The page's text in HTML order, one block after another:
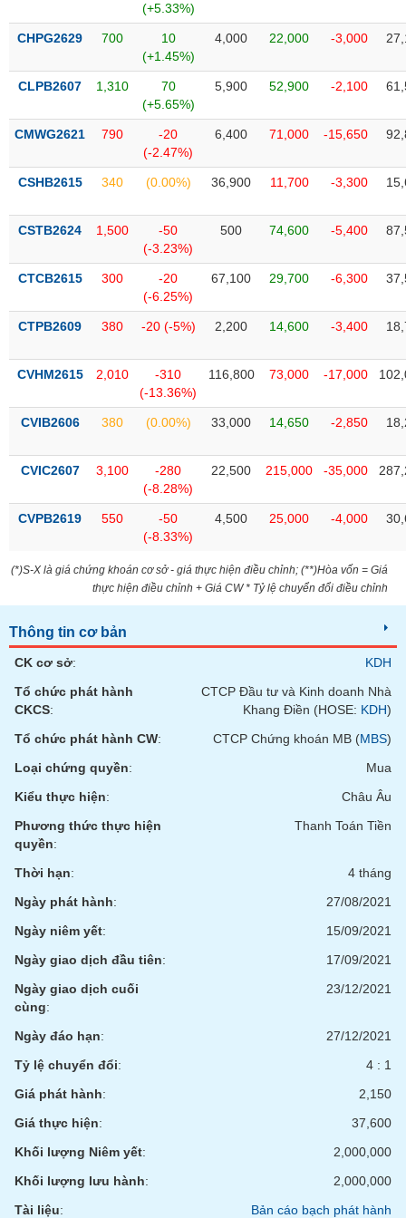
Trạng
cổ
phiếu
Quy
mô
trường
yết
yết
Niêm
bổ
sung
Hủy
niêm
Theo
đặc
Không
Danh
mục
ETF
phiếu
tiết
quan
dịch
Tài
chính
Phân
kỹ
thuật
Hồ
sơ
nghiệp
Tin
tức
kiện
(+5.33%)
CHPG2629 700
10
(+1.45%)
4,000 22,000 -3,000
CLPB2607 1,310
70
(+5.65%)
5,900 52,900 -2,100
CMWG2621 790
-20
(-2.47%)
6,400 71,000 -15,650
CSHB2615 340 (0.00%) 36,900 11,700 -3,300
CSTB2624 1,500
-50
(-3.23%)
500 74,600 -5,400
CTCB2615 300
-20
(-6.25%)
67,100 29,700 -6,300
CTPB2609 380 -20 (-5%) 2,200 14,600 -3,400
CVHM2615 2,010
-310
(-13.36%)
116,800 73,000 -17,000
CVIB2606 380 (0.00%) 33,000 14,650 -2,850
CVIC2607 3,100
-280
(-8.28%)
22,500 215,000 -35,000
CVPB2619 550
-50
(-8.33%)
4,500 25,000 -4,000
(*)S-X là giá chứng khoán cơ sở - giá thực hiện điều chỉnh; (**)Hòa vốn = Giá
thực hiện điều chỉnh + Giá CW * Tỷ lệ chuyển đổi điều chỉnh
Thông tin cơ bản
CK cơ sở:
KDH
Tổ chức phát hành
CKCS:
CTCP Đầu tư và Kinh doanh Nhà
Khang Điền (HOSE: KDH)
Tổ chức phát hành CW: CTCP Chứng khoán MB (MBS)
Loại chứng quyền:
Mua
Kiểu thực hiện:
Châu Âu
Phương thức thực hiện
quyền:
Thanh Toán Tiền
Thời hạn:
4 tháng
Ngày phát hành:
27/08/2021
Ngày niêm yết:
15/09/2021
Ngày giao dịch đầu tiên:
17/09/2021
Ngày giao dịch cuối
cùng:
23/12/2021
Ngày đáo hạn:
27/12/2021
Tỷ lệ chuyển đổi:
4 : 1
Giá phát hành:
2,150
Giá thực hiện:
37,600
Khối lượng Niêm yết:
2,000,000
Khối lượng lưu hành:
2,000,000
Tài liệu: Bản cáo bạch phát hành
DOANH
CỔ
SINH
PHIẾU
CỤ
ĐẦU
XUẤT
DỮ
LIỆU
TIN
Ngành
VS-
SECTOR
NĂNG
LƯỢNG
VẬT
LIỆU
CÔNG
NGHIỆP